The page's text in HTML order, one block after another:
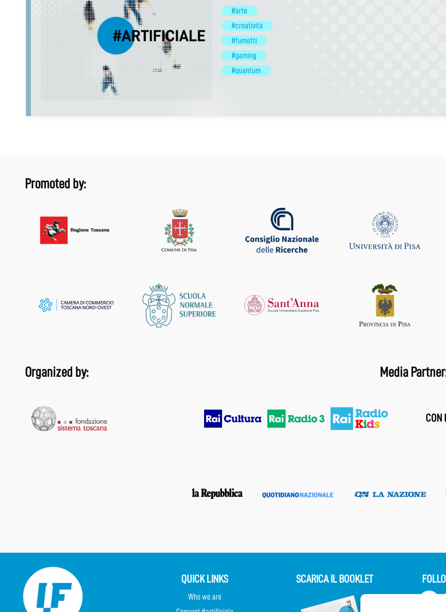
#arte
#creatività
#fumetti
#gaming
#quantum
Promoted by:
Organized by: Media
CON
QUICK LINKS
Who we are
SCARICA IL BOOKLET